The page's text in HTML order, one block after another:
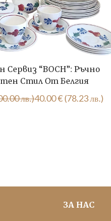
Сервиз “BOCH”: Ръчно
Стил От Белгия
лв.)Original
40.00€(78.23 лв.)
Текущата
ЗА НАС